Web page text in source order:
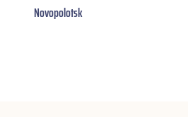
Novopolotsk